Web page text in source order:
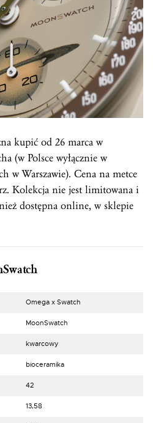
kupić od 26 marca w
(w Polsce wyłącznie w
w Warszawie). Cena na metce
Kolekcja nie jest limitowana i
dostępna online, w sklepie
Omega x Swatch
MoonSwatch
kwarcowy
bioceramika
42
13,58